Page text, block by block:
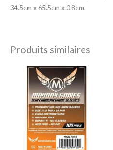
34.5cm x 65.5cm x 0.8cm.
Produits similaires